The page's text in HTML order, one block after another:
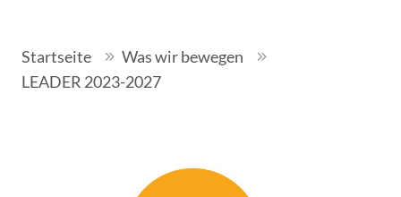
Startseite
Was wir bewegen
LEADER 2023-2027